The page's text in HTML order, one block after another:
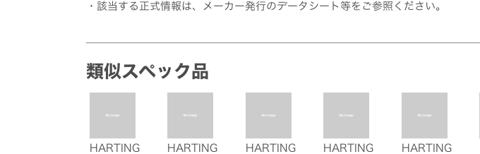
・該当する正式情報は、メーカー発行のデータシート等をご参照ください。
類似スペック品
HARTING
HARTING
HARTING
HARTING
HARTING